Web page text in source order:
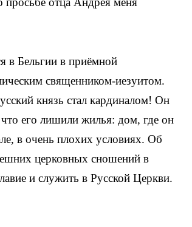
в Бельгии в приёмной
священником-­иезуитом.
князь стал кардиналом! Он
его лишили жилья: дом, где он
в очень плохих условиях. Об
церковных сношений в
и служить в Русской Церкви.